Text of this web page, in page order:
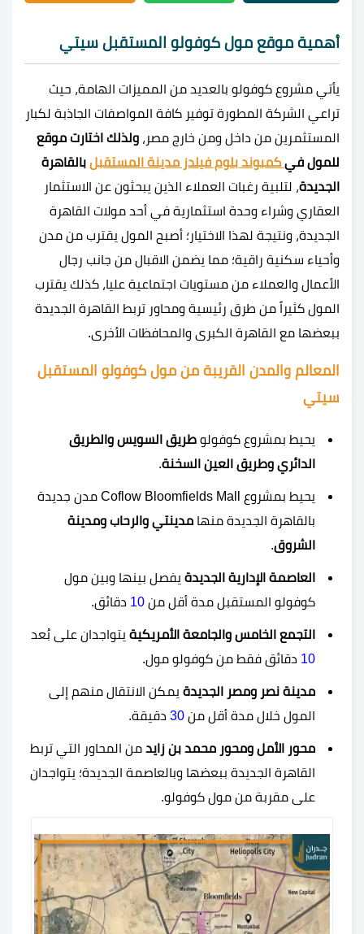
أهمية موقع مول كوفولو المستقبل سيتي
يأتي مشروع كوفولو بالعديد من المميزات الهامة، حيث
تراعي الشركة المطورة توفير كافة المواصفات الجاذبة لكبار
المستثمرين من داخل ومن خارج مصر، ولذلك اختارت موقع
للمول في كمبوند بلوم فيلدز مدينة المستقبل بالقاهرة
الجديدة، لتلبية رغبات العملاء الذين يبحثون عن الاستثمار
العقاري وشراء وحدة استثمارية في أحد مولات القاهرة
الجديدة، ونتيجة لهذا الاختيار؛ أصبح المول يقترب من مدن
وأحياء سكنية راقية؛ مما يضمن الاقبال من جانب رجال
الأعمال والعملاء من مستويات اجتماعية عليا، كذلك يقترب
المول كثيراً من طرق رئيسية ومحاور تربط القاهرة الجديدة
ببعضها مع القاهرة الكبرى والمحافظات الأخرى.
المعالم والمدن القريبة من مول كوفولو المستقبل
سيتي
يحيط بمشروع كوفولو طريق السويس والطريق
الدائري وطريق العين السخنة.
يحيط بمشروع Coflow Bloomfields Mall مدن جديدة
بالقاهرة الجديدة منها مدينتي والرحاب ومدينة
الشروق.
العاصمة الإدارية الجديدة يفصل بينها وبين مول
كوفولو المستقبل مدة أقل من 10 دقائق.
التجمع الخامس والجامعة الأمريكية يتواجدان على بُعد
10 دقائق فقط من كوفولو مول.
مدينة نصر ومصر الجديدة يمكن الانتقال منهم إلى
المول خلال مدة أقل من 30 دقيقة.
محور الأمل ومحور محمد بن زايد من المحاور التي تربط
القاهرة الجديدة ببعضها وبالعاصمة الجديدة؛ يتواجدان
على مقربة من مول كوفولو.